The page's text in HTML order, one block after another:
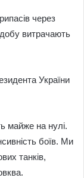
через
витрачають
України
майже на нулі.
боїв. Ми
танків,